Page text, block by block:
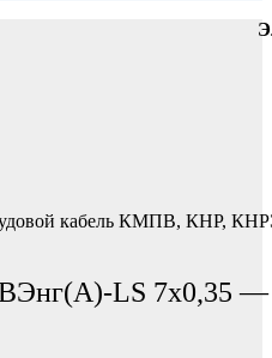
кабель КМПВ, КНР,
LS 7х0,35 —